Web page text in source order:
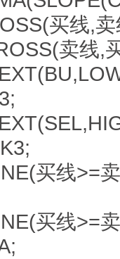
买线,卖
卖线,
买线>=
买线>=